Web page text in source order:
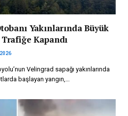
Yakınlarında Büyük
Kapandı
Velingrad sapağı yakınlarında
başlayan yangın,…